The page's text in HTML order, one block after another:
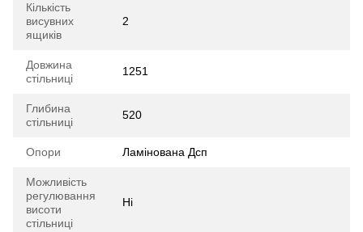
Кількість
висувних
ящиків
2
Довжина
стільниці
1251
Глибина
стільниці
520
Опори Ламінована Дсп
Можливість
регулювання
висоти
стільниці
Ні